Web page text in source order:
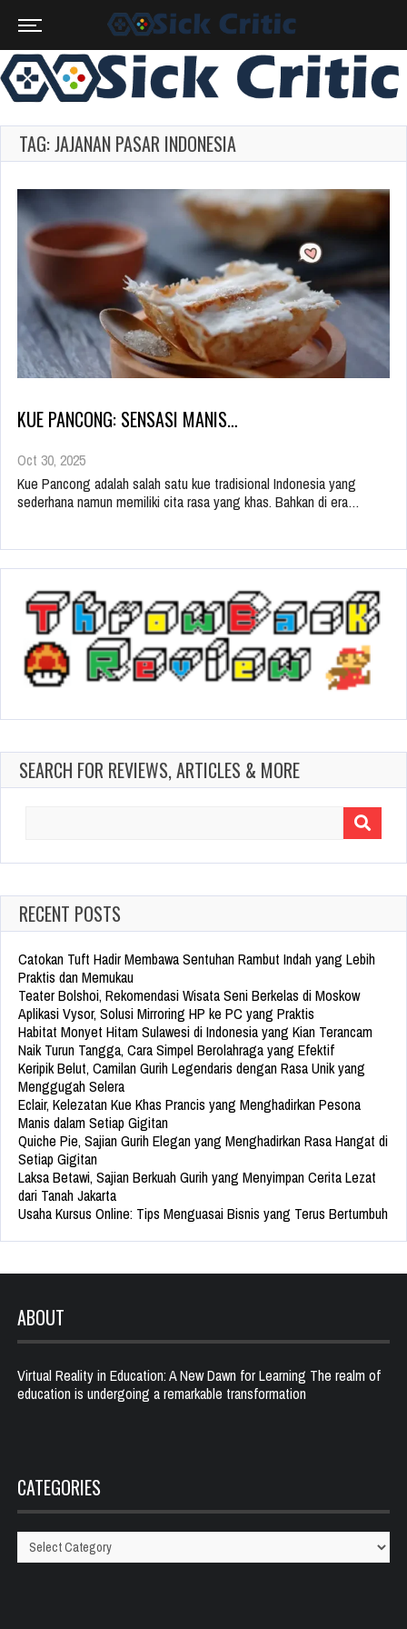
TAG: JAJANAN PASAR INDONESIA
KUE PANCONG: SENSASI MANIS…
Oct 30, 2025
Kue Pancong adalah salah satu kue tradisional Indonesia yang
sederhana namun memiliki cita rasa yang khas. Bahkan di era…
SEARCH FOR REVIEWS, ARTICLES & MORE
RECENT POSTS
Catokan Tuft Hadir Membawa Sentuhan Rambut Indah yang Lebih
Praktis dan Memukau
Teater Bolshoi, Rekomendasi Wisata Seni Berkelas di Moskow
Aplikasi Vysor, Solusi Mirroring HP ke PC yang Praktis
Habitat Monyet Hitam Sulawesi di Indonesia yang Kian Terancam
Naik Turun Tangga, Cara Simpel Berolahraga yang Efektif
Keripik Belut, Camilan Gurih Legendaris dengan Rasa Unik yang
Menggugah Selera
Eclair, Kelezatan Kue Khas Prancis yang Menghadirkan Pesona
Manis dalam Setiap Gigitan
Quiche Pie, Sajian Gurih Elegan yang Menghadirkan Rasa Hangat di
Setiap Gigitan
Laksa Betawi, Sajian Berkuah Gurih yang Menyimpan Cerita Lezat
dari Tanah Jakarta
Usaha Kursus Online: Tips Menguasai Bisnis yang Terus Bertumbuh
ABOUT
Virtual Reality in Education: A New Dawn for Learning The realm of
education is undergoing a remarkable transformation
CATEGORIES
Categories